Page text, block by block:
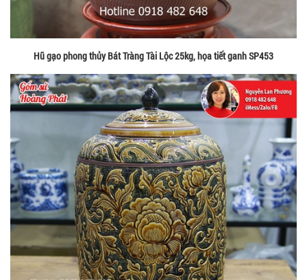
Hũ gạo phong thủy Bát Tràng Tài Lộc 25kg, họa tiết ganh SP453